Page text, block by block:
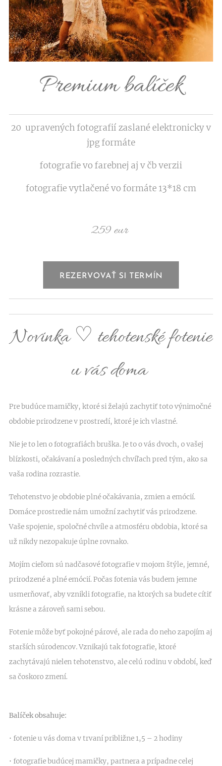
Premium balíček
20 upravených fotografií zaslané elektronicky v
jpg formáte
fotografie vo farebnej aj v čb verzii
fotografie vytlačené vo formáte 13*18 cm
259 eur
REZERVOVAŤ SI TERMÍN
Novinka ♡ tehotenské fotenie
u vás doma
Pre budúce mamičky, ktoré si želajú zachytiť toto výnimočné
obdobie prirodzene v prostredí, ktoré je ich vlastné.
Nie je to len o fotografiách bruška. Je to o vás dvoch, o vašej
blízkosti, očakávaní a posledných chvíľach pred tým, ako sa
vaša rodina rozrastie.
Tehotenstvo je obdobie plné očakávania, zmien a emócií.
Domáce prostredie nám umožní zachytiť vás prirodzene.
Vaše spojenie, spoločné chvíle a atmosféru obdobia, ktoré sa
už nikdy nezopakuje úplne rovnako.
Mojím cieľom sú nadčasové fotografie v mojom štýle, jemné,
prirodzené a plné emócií. Počas fotenia vás budem jemne
usmerňovať, aby vznikli fotografie, na ktorých sa budete cítiť
krásne a zároveň sami sebou.
Fotenie môže byť pokojné párové, ale rada do neho zapojím aj
starších súrodencov. Vznikajú tak fotografie, ktoré
zachytávajú nielen tehotenstvo, ale celú rodinu v období, keď
sa čoskoro zmení.
Balíček obsahuje:
• fotenie u vás doma v trvaní približne 1,5 – 2 hodiny
• fotografie budúcej mamičky, partnera a prípadne celej